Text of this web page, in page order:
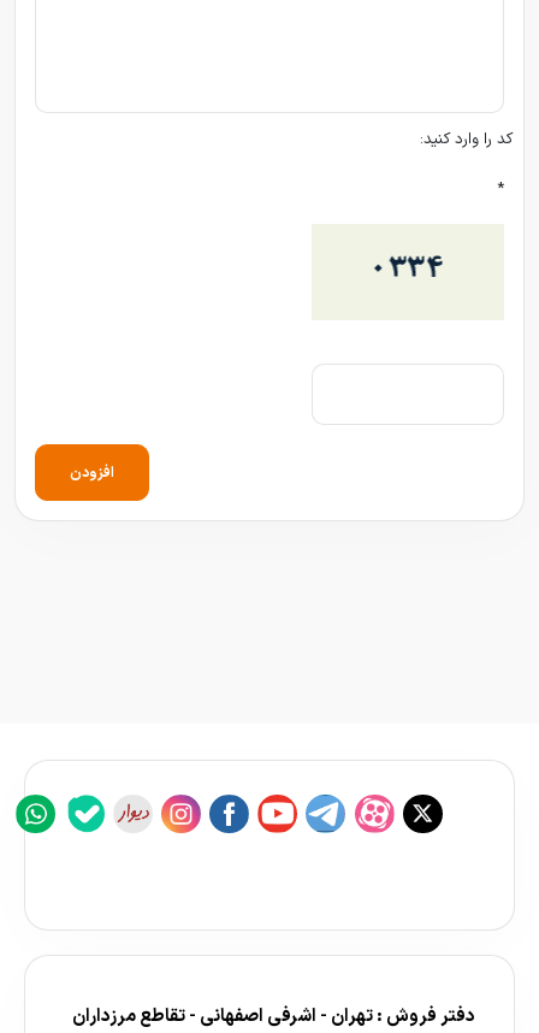
کد را وارد کنید:
*
افزودن
دفتر فروش : تهران - اشرفی اصفهانی - تقاطع مرزداران